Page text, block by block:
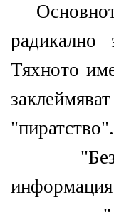
радикално
Тяхното
"пиратство".